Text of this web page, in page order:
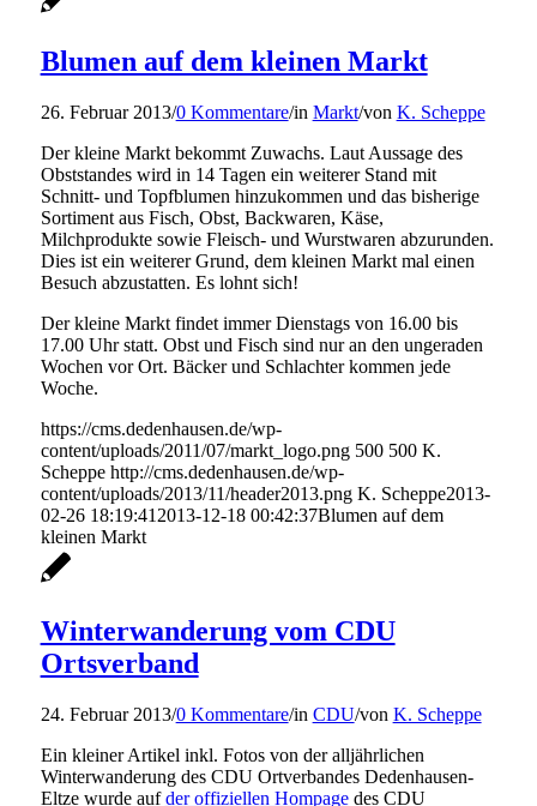
Blumen auf dem kleinen Markt
26. Februar 2013/0 Kommentare/in Markt/von K. Scheppe
Der kleine Markt bekommt Zuwachs. Laut Aussage des
Obststandes wird in 14 Tagen ein weiterer Stand mit
Schnitt- und Topfblumen hinzukommen und das bisherige
Sortiment aus Fisch, Obst, Backwaren, Käse,
Milchprodukte sowie Fleisch- und Wurstwaren abzurunden.
Dies ist ein weiterer Grund, dem kleinen Markt mal einen
Besuch abzustatten. Es lohnt sich!
Der kleine Markt findet immer Dienstags von 16.00 bis
17.00 Uhr statt. Obst und Fisch sind nur an den ungeraden
Wochen vor Ort. Bäcker und Schlachter kommen jede
Woche.
https://cms.dedenhausen.de/wp-
content/uploads/2011/07/markt_logo.png 500 500 K.
Scheppe http://cms.dedenhausen.de/wp-
content/uploads/2013/11/header2013.png K. Scheppe2013-
02-26 18:19:41 2013-12-18 00:42:37Blumen auf dem
kleinen Markt
Winterwanderung vom CDU
Ortsverband
24. Februar 2013/0 Kommentare/in CDU/von K. Scheppe
Ein kleiner Artikel inkl. Fotos von der alljährlichen
Winterwanderung des CDU Ortverbandes Dedenhausen-
Eltze wurde aufder offiziellen Hompagedes CDU